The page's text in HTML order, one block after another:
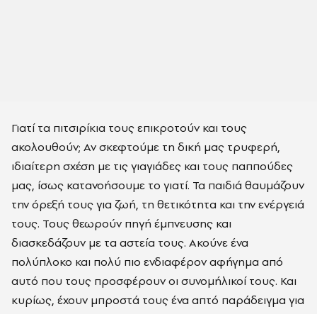
Γιατί τα πιτσιρίκια τους επικροτούν και τους
ακολουθούν; Αν σκεφτούμε τη δική μας τρυφερή,
ιδιαίτερη σχέση με τις γιαγιάδες και τους παππούδες
μας, ίσως κατανοήσουμε το γιατί. Τα παιδιά θαυμάζουν
την όρεξή τους για ζωή, τη θετικότητα και την ενέργειά
τους. Τους θεωρούν πηγή έμπνευσης και
διασκεδάζουν με τα αστεία τους. Ακούνε ένα
πολύπλοκο και πολύ πιο ενδιαφέρον αφήγημα από
αυτό που τους προσφέρουν οι συνομήλικοί τους. Και
κυρίως, έχουν μπροστά τους ένα απτό παράδειγμα για